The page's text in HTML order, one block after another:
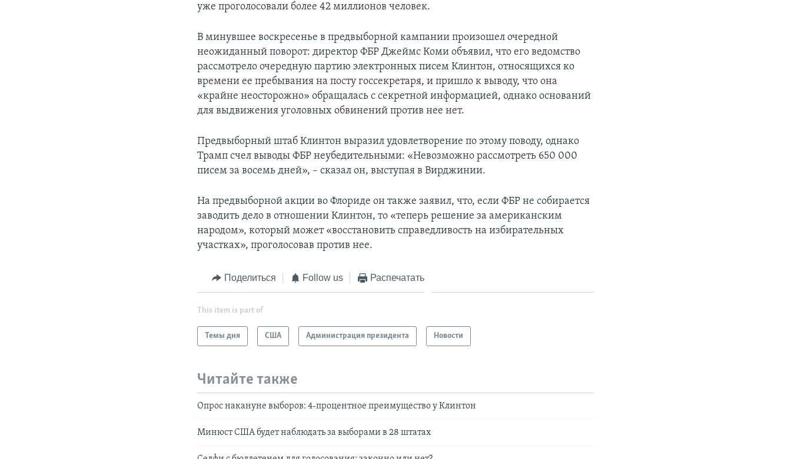
уже проголосовали более 42 миллионов человек.
В минувшее воскресенье в предвыборной кампании произошел очередной
неожиданный поворот: директор ФБР Джеймс Коми объявил, что его ведомство
рассмотрело очередную партию электронных писем Клинтон, относящихся ко
времени ее пребывания на посту госсекретаря, и пришло к выводу, что она
«крайне неосторожно» обращалась с секретной информацией, однако оснований
для выдвижения уголовных обвинений против нее нет.
Предвыборный штаб Клинтон выразил удовлетворение по этому поводу, однако
Трамп счел выводы ФБР неубедительными: «Невозможно рассмотреть 650 000
писем за восемь дней», – сказал он, выступая в Вирджинии.
На предвыборной акции во Флориде он также заявил, что, если ФБР не собирается
заводить дело в отношении Клинтон, то «теперь решение за американским
народом», который может «восстановить справедливость на избирательных
участках», проголосовав против нее.
Поделиться Follow us Распечатать
This item is part of
Темы дня США Администрация президента Новости
Читайте также
Опрос накануне выборов: 4-процентное преимущество у Клинтон
Минюст США будет наблюдать за выборами в 28 штатах